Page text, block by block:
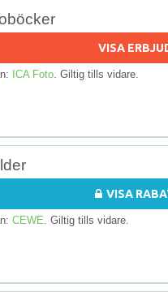
VISA
ICA Foto . Giltig tills vidare.
VISA
CEWE . Giltig tills vidare.